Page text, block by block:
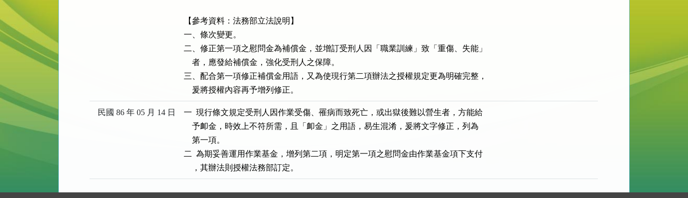
【參考資料：法務部立法說明】
一、條次變更。
二、修正第一項之慰問金為補償金，並增訂受刑人因「職業訓練」致「重傷、失能」
    者，應發給補償金，強化受刑人之保障。
三、配合第一項修正補償金用語，又為使現行第二項辦法之授權規定更為明確完整，
    爰將授權內容再予增列修正。
民國 86 年 05 月 14 日
一  現行條文規定受刑人因作業受傷、罹病而致死亡，或出獄後難以營生者，方能給
    予卹金，時效上不符所需，且「卹金」之用語，易生混淆，爰將文字修正，列為
    第一項。
二  為期妥善運用作業基金，增列第二項，明定第一項之慰問金由作業基金項下支付
    ，其辦法則授權法務部訂定。